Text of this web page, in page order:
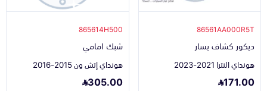
86561AA000R5T
ديكور كشاف يسار
هونداي النترا 2021-2023
171.00
865614H500
شبك امامي
هونداي إتش ون 2015-2016
305.00